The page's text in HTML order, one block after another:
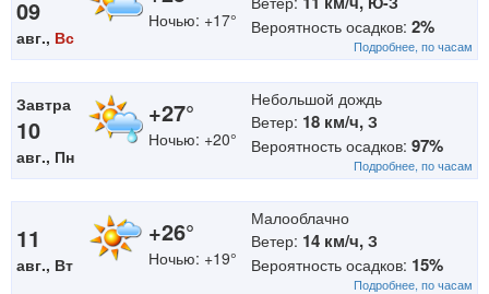
09
авг., Вс
Ночью: +17°
Вероятность осадков: 2%
Подробнее, по часам
Завтра
10
авг., Пн
+27°
Ночью: +20°
Небольшой дождь
Ветер: 18 км/ч, З
Вероятность осадков: 97%
Подробнее, по часам
11
авг., Вт
+26°
Ночью: +19°
Малооблачно
Ветер: 14 км/ч, З
Вероятность осадков: 15%
Подробнее, по часам